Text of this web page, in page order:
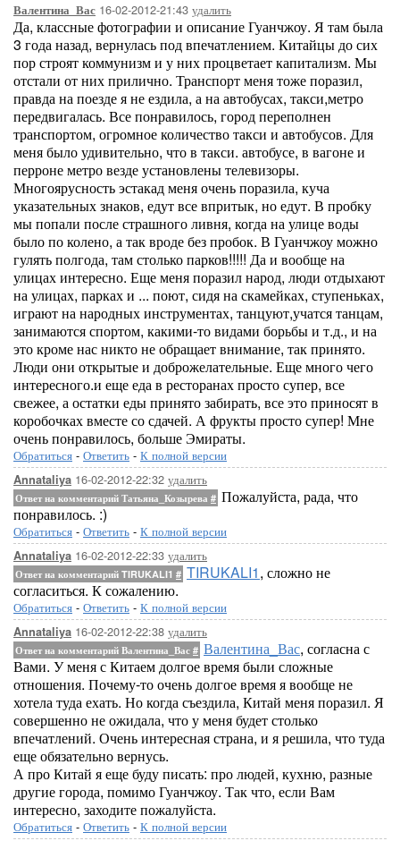
Валентина_Вас 16-02-2012-21:43 удалить
Да, классные фотографии и описание Гуанчжоу. Я там была
3 года назад, вернулась под впечатлением. Китайцы до сих
пор строят коммунизм и у них процветает капитализм. Мы
отстали от них прилично. Транспорт меня тоже поразил,
правда на поезде я не ездила, а на автобусах, такси,метро
передвигалась. Все понравилось, город переполнен
транспортом, огромное количество такси и автобусов. Для
меня было удивительно, что в такси. автобусе, в вагоне и
перроне метро везде установлены телевизоры.
Многоярусность эстакад меня очень поразила, куча
указательных знаков, едут все впритык, но едут. В пробку
мы попали после страшного ливня, когда на улице воды
было по колено, а так вроде без пробок. В Гуанчжоу можно
гулять полгода, там столько парков!!!!! Да и вообще на
улицах интересно. Еще меня поразил народ, люди отдыхают
на улицах, парках и ... поют, сидя на скамейках, ступеньках,
играют на народных инструментах, танцуют,учатся танцам,
занимаются спортом, какими-то видами борьбы и т.д., и на
это кроме нас никто не обращает внимание, так принято.
Люди они открытые и доброжелательные. Еще много чего
интересного.и еще еда в ресторанах просто супер, все
свежее, а остатки еды принято забирать, все это приносят в
коробочках вместе со сдачей. А фрукты просто супер! Мне
очень понравилось, больше Эмираты.
Обратиться - Ответить - К полной версии
Annataliya 16-02-2012-22:32 удалить
Ответ на комментарий Татьяна_Козырева # Пожалуйста, рада, что
понравилось. :)
Обратиться - Ответить - К полной версии
Annataliya 16-02-2012-22:33 удалить
Ответ на комментарий TIRUKALI1 # TIRUKALI1, сложно не
согласиться. К сожалению.
Обратиться - Ответить - К полной версии
Annataliya 16-02-2012-22:38 удалить
Ответ на комментарий Валентина_Вас # Валентина_Вас, согласна с
Вами. У меня с Китаем долгое время были сложные
отношения. Почему-то очень долгое время я вообще не
хотела туда ехать. Но когда съездила, Китай меня поразил. Я
совершенно не ожидала, что у меня будет столько
впечатлений. Очень интересная страна, и я решила, что туда
еще обязательно вернусь.
А про Китай я еще буду писать: про людей, кухню, разные
другие города, помимо Гуанчжоу. Так что, если Вам
интересно, заходите пожалуйста.
Обратиться - Ответить - К полной версии